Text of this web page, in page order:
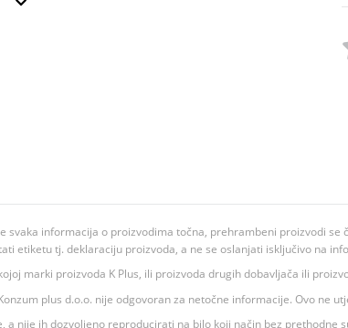
svaka informacija o proizvodima točna, prehrambeni proizvodi
etiketu tj. deklaraciju proizvoda, a ne se oslanjati isključivo na
marki proizvoda K Plus, ili proizvoda drugih dobavljača ili
plus d.o.o. nije odgovoran za netočne informacije. Ovo ne
nije ih dozvoljeno reproducirati na bilo koji način bez prethodne